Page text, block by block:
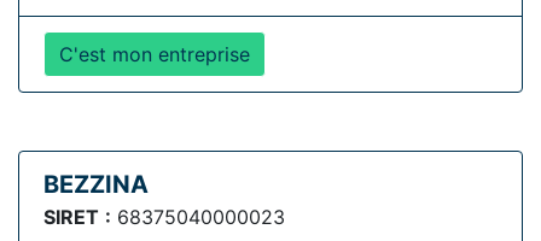
C'est mon entreprise
BEZZINA
SIRET : 68375040000023